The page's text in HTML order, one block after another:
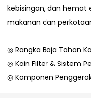
kebisingan, dan hemat
makanan dan
◎ Rangka Baja Tahan
◎ Kain Filter & Sistem
◎ Komponen